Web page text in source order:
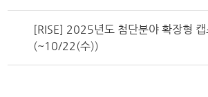
[RISE] 2025년도 첨단분야 확장형
(~10/22(수))